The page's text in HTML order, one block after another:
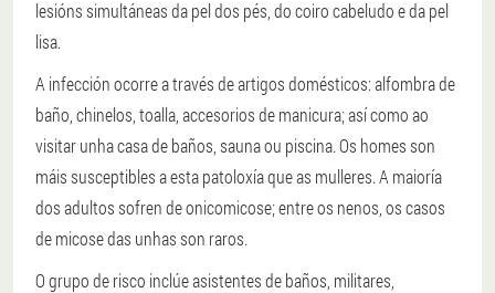
lesións simultáneas da pel dos pés, do coiro cabeludo e da pel
lisa.
A infección ocorre a través de artigos domésticos: alfombra de
baño, chinelos, toalla, accesorios de manicura; así como ao
visitar unha casa de baños, sauna ou piscina. Os homes son
máis susceptibles a esta patoloxía que as mulleres. A maioría
dos adultos sofren de onicomicose; entre os nenos, os casos
de micose das unhas son raros.
O grupo de risco inclúe asistentes de baños, militares,